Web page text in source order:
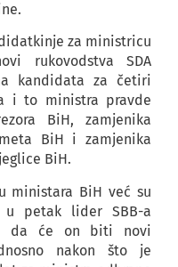
za ministricu
rukovodstva SDA
kandidata za četiri
i to ministra pravde
BiH, zamjenika
BiH i zamjenika
BiH.
ministara BiH već su
petak lider SBB-a
da će on biti novi
nakon što je